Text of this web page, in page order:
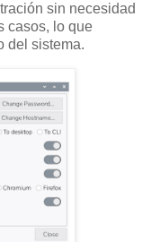
sin necesidad
casos, lo que
del sistema.